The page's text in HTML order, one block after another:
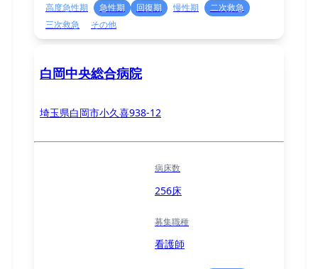
高度急性期 急性期 回復期 慢性期
二次救急
三次救急
その他
白岡中央総合病院
埼玉県白岡市小久喜938-12
病床数
256床
募集職種
看護師